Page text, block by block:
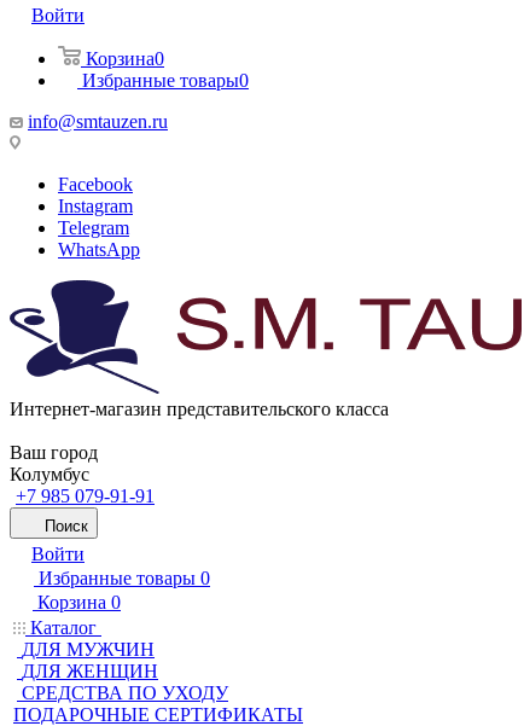
Войти
Корзина0
Избранные товары0
info@smtauzen.ru
Facebook
Instagram
Telegram
WhatsApp
Интернет-магазин представительского класса
Ваш город
Колумбус
+7 985 079-91-91
Поиск
Войти
Избранные товары 0
Корзина 0
Каталог
ДЛЯ МУЖЧИН
ДЛЯ ЖЕНЩИН
CРЕДСТВА ПО УХОДУ
ПОДАРОЧНЫЕ СЕРТИФИКАТЫ